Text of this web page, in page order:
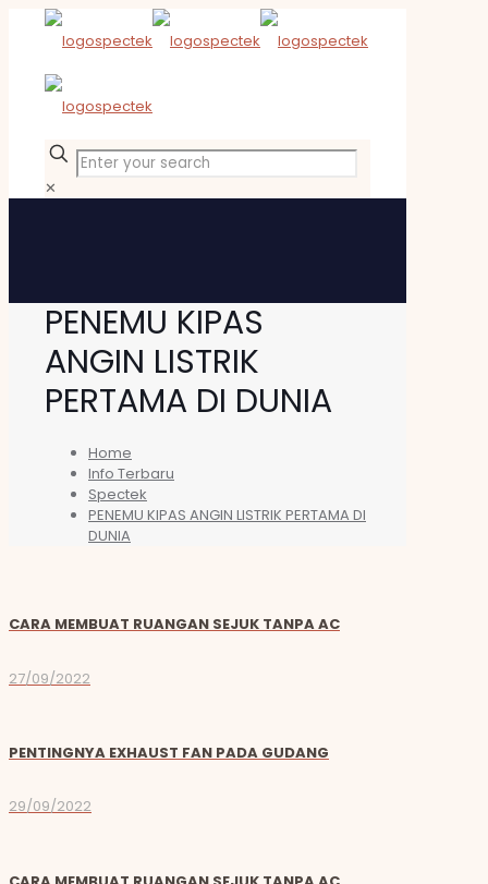
✕
PENEMU KIPAS
ANGIN LISTRIK
PERTAMA DI DUNIA
Home
Info Terbaru
Spectek
PENEMU KIPAS ANGIN LISTRIK PERTAMA DI
DUNIA
CARA MEMBUAT RUANGAN SEJUK TANPA AC
27/09/2022
PENTINGNYA EXHAUST FAN PADA GUDANG
29/09/2022